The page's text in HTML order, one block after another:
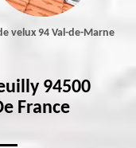
velux 94 Val-de-Marne
94500
France